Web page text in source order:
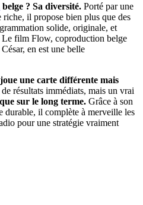
belge ? Sa diversité. Porté par une
il propose bien plus que des
solide, originale, et
Le film Flow, coproduction belge
en est une belle
une carte différente mais
résultats immédiats, mais un vrai
sur le long terme. Grâce à son
durable, il complète à merveille les
pour une stratégie vraiment